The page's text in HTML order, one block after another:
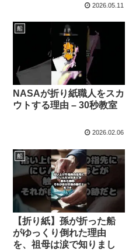
2026.05.11
船
NASAが折り紙職人をスカ
ウトする理由 – 30秒教室
2026.02.06
船
【折り紙】孫が折った船
がゆっくり倒れた理由
を、祖母は涙で知りまし